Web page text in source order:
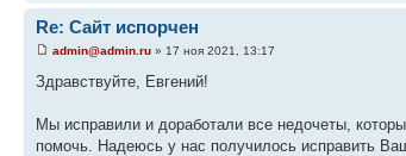
Re: Сайт испорчен
admin@admin.ru » 17 ноя 2021, 13:17
Здравствуйте, Евгений!
Мы исправили и доработали все недочеты,
помочь. Надеюсь у нас получилось исправить